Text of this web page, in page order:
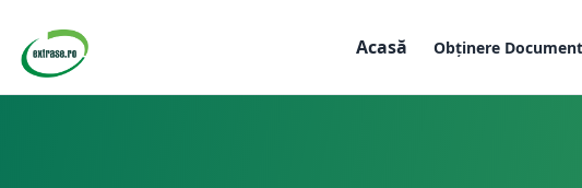
Acasă Obținere